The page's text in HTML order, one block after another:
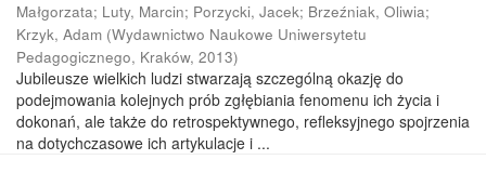
Małgorzata; Luty, Marcin; Porzycki, Jacek; Brzeźniak, Oliwia;
Krzyk, Adam (Wydawnictwo Naukowe Uniwersytetu
Pedagogicznego, Kraków, 2013)
Jubileusze wielkich ludzi stwarzają szczególną okazję do
podejmowania kolejnych prób zgłębiania fenomenu ich życia i
dokonań, ale także do retrospektywnego, refleksyjnego spojrzenia
na dotychczasowe ich artykulacje i ...